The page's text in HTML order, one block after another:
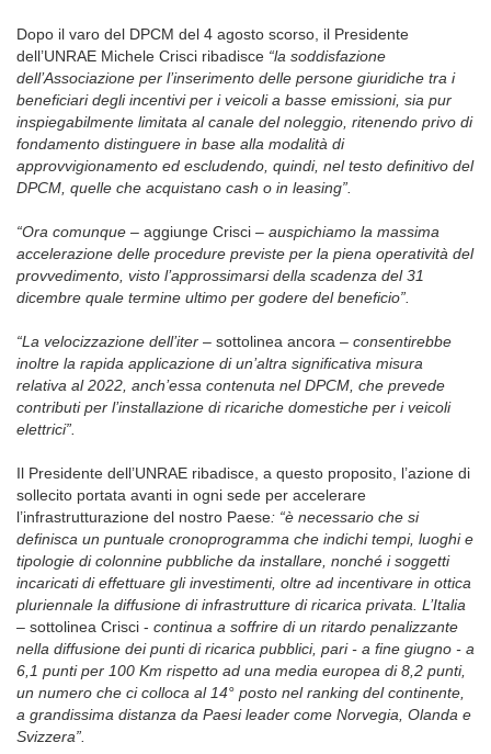
Dopo il varo del DPCM del 4 agosto scorso, il Presidente
dell’UNRAE Michele Crisci ribadisce “la soddisfazione
dell’Associazione per l’inserimento delle persone giuridiche tra i
beneficiari degli incentivi per i veicoli a basse emissioni, sia pur
inspiegabilmente limitata al canale del noleggio, ritenendo privo di
fondamento distinguere in base alla modalità di
approvvigionamento ed escludendo, quindi, nel testo definitivo del
DPCM, quelle che acquistano cash o in leasing”.
“Ora comunque – aggiunge Crisci – auspichiamo la massima
accelerazione delle procedure previste per la piena operatività del
provvedimento, visto l’approssimarsi della scadenza del 31
dicembre quale termine ultimo per godere del beneficio”.
“La velocizzazione dell’iter – sottolinea ancora – consentirebbe
inoltre la rapida applicazione di un’altra significativa misura
relativa al 2022, anch’essa contenuta nel DPCM, che prevede
contributi per l’installazione di ricariche domestiche per i veicoli
elettrici”.
Il Presidente dell’UNRAE ribadisce, a questo proposito, l’azione di
sollecito portata avanti in ogni sede per accelerare
l’infrastrutturazione del nostro Paese: “è necessario che si
definisca un puntuale cronoprogramma che indichi tempi, luoghi e
tipologie di colonnine pubbliche da installare, nonché i soggetti
incaricati di effettuare gli investimenti, oltre ad incentivare in ottica
pluriennale la diffusione di infrastrutture di ricarica privata. L’Italia
– sottolinea Crisci - continua a soffrire di un ritardo penalizzante
nella diffusione dei punti di ricarica pubblici, pari - a fine giugno - a
6,1 punti per 100 Km rispetto ad una media europea di 8,2 punti,
un numero che ci colloca al 14° posto nel ranking del continente,
a grandissima distanza da Paesi leader come Norvegia, Olanda e
Svizzera”.